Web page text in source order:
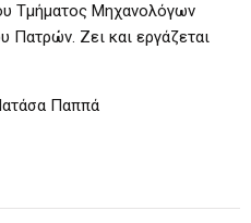
Τμήματος Μηχανολόγων
Πατρών. Ζει και εργάζεται
Παππά